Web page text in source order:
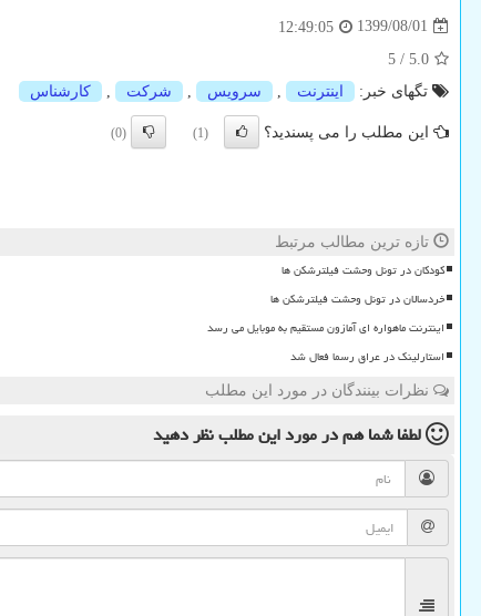
1399/08/01
12:49:05
5.0
/
5
تگهای خبر:
اینترنت , سرویس , شركت , كارشناس
این مطلب را می پسندید؟ (1)
(0)
تازه ترین مطالب مرتبط
کودکان در تونل وحشت فیلترشکن ها
خردسالان در تونل وحشت فیلترشکن ها
اینترنت ماهواره ای آمازون مستقیم به موبایل می رسد
استارلینک در عراق رسما فعال شد
نظرات بینندگان در مورد این مطلب
لطفا شما همدر مورد این مطلبنظر دهید